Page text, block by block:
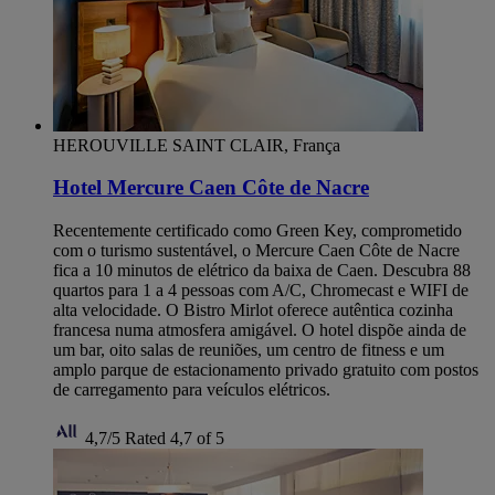
HEROUVILLE SAINT CLAIR, França
Hotel Mercure Caen Côte de Nacre
Recentemente certificado como Green Key, comprometido
com o turismo sustentável, o Mercure Caen Côte de Nacre
fica a 10 minutos de elétrico da baixa de Caen. Descubra 88
quartos para 1 a 4 pessoas com A/C, Chromecast e WIFI de
alta velocidade. O Bistro Mirlot oferece autêntica cozinha
francesa numa atmosfera amigável. O hotel dispõe ainda de
um bar, oito salas de reuniões, um centro de fitness e um
amplo parque de estacionamento privado gratuito com postos
de carregamento para veículos elétricos.
4,7/5 Rated 4,7 of 5